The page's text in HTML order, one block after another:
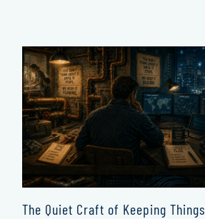
The Quiet Craft of Keeping Things